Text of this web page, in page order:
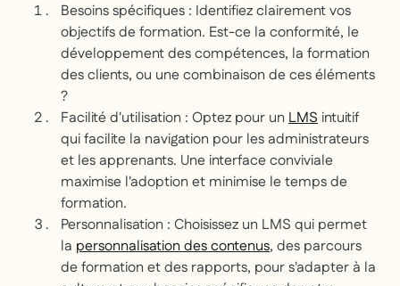
Besoins spécifiques : Identifiez clairement vos
objectifs de formation. Est-ce la conformité, le
développement des compétences, la formation
des clients, ou une combinaison de ces éléments
?
Facilité d'utilisation : Optez pour un LMS intuitif
qui facilite la navigation pour les administrateurs
et les apprenants. Une interface conviviale
maximise l'adoption et minimise le temps de
formation.
Personnalisation : Choisissez un LMS qui permet
la personnalisation des contenus, des parcours
de formation et des rapports, pour s'adapter à la